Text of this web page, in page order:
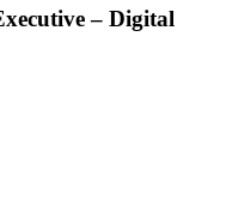
– Digital